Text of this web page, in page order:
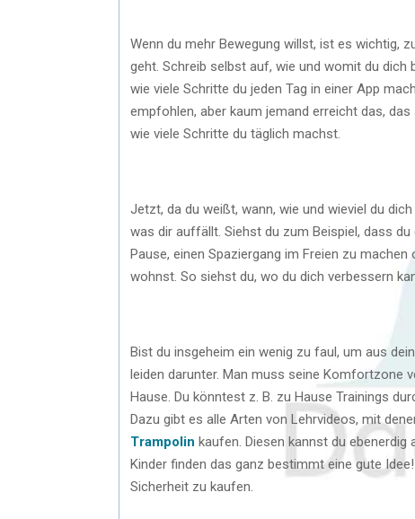
Wenn du mehr Bewegung willst, ist es wichtig,
geht. Schreib selbst auf, wie und womit du
wie viele Schritte du jeden Tag in einer App
empfohlen, aber kaum jemand erreicht das,
wie viele Schritte du täglich machst.
Jetzt, da du weißt, wann, wie und wieviel du
was dir auffällt. Siehst du zum Beispiel, dass
Pause, einen Spaziergang im Freien zu
wohnst. So siehst du, wo du dich verbessern
Bist du insgeheim ein wenig zu faul, um aus
leiden darunter. Man muss seine Komfortzone
Hause. Du könntest z. B. zu Hause Trainings
Dazu gibt es alle Arten von Lehrvideos, mit
Trampolin kaufen. Diesen kannst du ebenerdig
Kinder finden das ganz bestimmt eine gute Idee!
Sicherheit zu kaufen.